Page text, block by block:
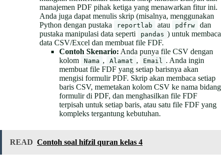
manajemen PDF pihak ketiga yang menawarkan fitur ini.
Anda juga dapat menulis skrip (misalnya, menggunakan
Python dengan pustaka
reportlab atau pdfrw
dan
pustaka manipulasi data seperti
pandas ) untuk membaca
data CSV/Excel dan membuat file FDF.
Contoh Skenario: Anda punya file CSV dengan
kolom
Nama , Alamat , Email . Anda ingin
membuat file FDF yang setiap barisnya akan
mengisi formulir PDF. Skrip akan membaca setiap
baris CSV, memetakan kolom CSV ke nama bidang
formulir di PDF, dan menghasilkan file FDF
terpisah untuk setiap baris, atau satu file FDF yang
kompleks tergantung kebutuhan.
READ Contoh soal hifzil quran kelas 4